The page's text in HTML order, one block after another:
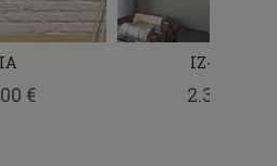
€
IZ-100 FKP
2.353,00 €